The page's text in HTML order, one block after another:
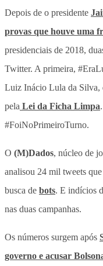
Depois de o presidente
provas que houve uma
presidenciais de 2018,
Twitter. A primeira,
Luiz Inácio Lula da Silva,
pela Lei da Ficha Limpa
#FoiNoPrimeiroTurno.
O (M)Dados, núcleo de
analisou 24 mil tweets
busca de bots. E indícios
nas duas campanhas.
Os números surgem após
governo e acusar